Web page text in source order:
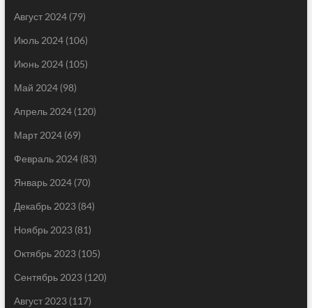
Август 2024(79)
Июль 2024(106)
Июнь 2024(105)
Май 2024(98)
Апрель 2024(120)
Март 2024(69)
Февраль 2024(83)
Январь 2024(70)
Декабрь 2023(84)
Ноябрь 2023(81)
Октябрь 2023(105)
Сентябрь 2023(120)
Август 2023(117)